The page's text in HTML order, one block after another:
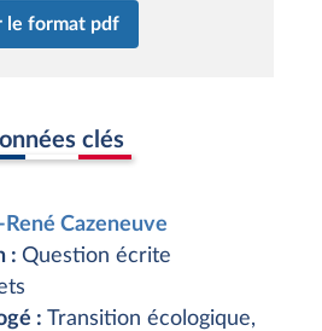
le format pdf
clés
René Cazeneuve
: Question écrite
: Transition écologique,